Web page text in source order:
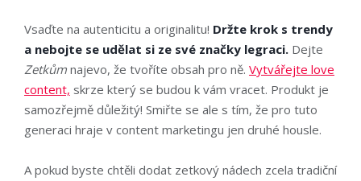
Vsaďte na autenticitu a originalitu! Držte krok s trendy
a nebojte se udělat si ze své značky legraci. Dejte
Zetkům najevo, že tvoříte obsah pro ně. Vytvářejte love
content, skrze který se budou k vám vracet. Produkt je
samozřejmě důležitý! Smiřte se ale s tím, že pro tuto
generaci hraje v content marketingu jen druhé housle.
A pokud byste chtěli dodat zetkový nádech zcela tradiční